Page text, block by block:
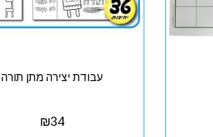
עבודת יצירה מתן תורה
₪34